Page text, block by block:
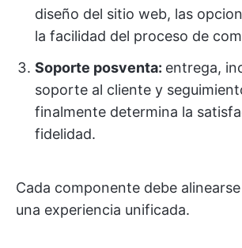
diseño del sitio web, las
la facilidad del proceso de
Soporte posventa: entrega,
soporte al cliente y
finalmente determina la
fidelidad.
Cada componente debe
una experiencia unificada.